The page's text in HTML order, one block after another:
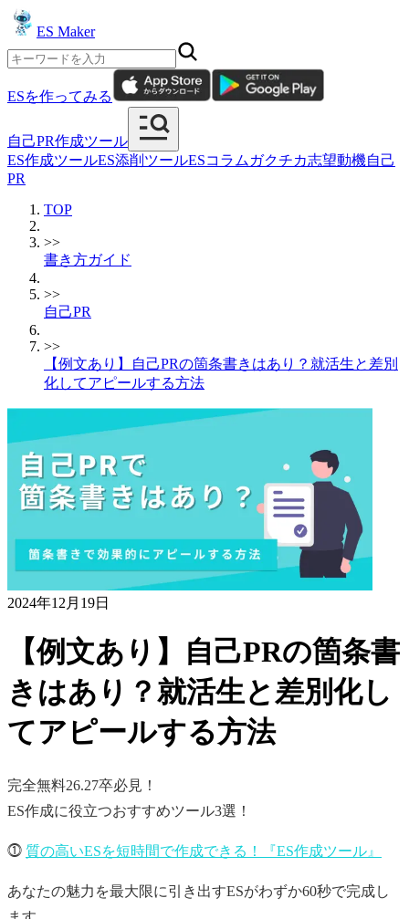
ES Maker
ESを作ってみる
自己PR作成ツール
ES作成ツールES添削ツールESコラム ガクチカ志望動機自己
PR
TOP
>>
書き方ガイド
>>
自己PR
>>
【例文あり】自己PRの箇条書きはあり？就活生と差別
化してアピールする方法
2024年12月19日
【例文あり】自己PRの箇条書
きはあり？就活生と差別化し
てアピールする方法
完全無料26.27卒必見！
ES作成に役立つおすすめツール3選！
⓵ 質の高いESを短時間で作成できる！『ES作成ツール』
あなたの魅力を最大限に引き出すESがわずか60秒で完成し